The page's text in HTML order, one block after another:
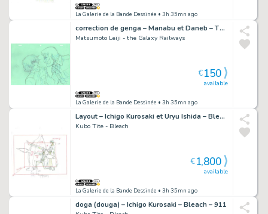
La Galerie de la Bande Dessinée • 3h 35mn ago
correction de genga – Manabu et Daneb – The Galaxy Railways – 917
Matsumoto Leiji - the Galaxy Railways
La Galerie de la Bande Dessinée • 3h 35mn ago
available
€150
Layout – Ichigo Kurosaki et Uryu Ishida – Bleach – 681
Kubo Tite - Bleach
La Galerie de la Bande Dessinée • 3h 35mn ago
available
€1,800
doga (douga) – Ichigo Kurosaki – Bleach – 911